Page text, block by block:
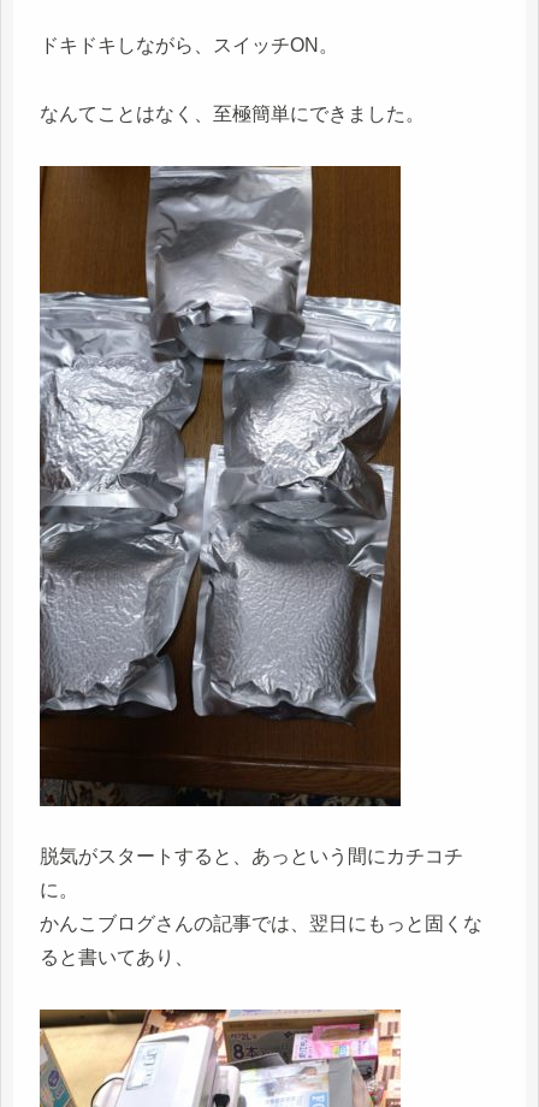
ドキドキしながら、スイッチON。
なんてことはなく、至極簡単にできました。
脱気がスタートすると、あっという間にカチコチ
に。
かんこブログさんの記事では、翌日にもっと固くな
ると書いてあり、